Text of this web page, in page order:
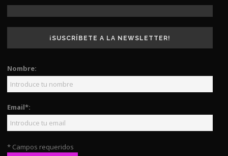
¡SUSCRÍBETE A LA NEWSLETTER!
Nombre:
Email*:
* Campos requeridos